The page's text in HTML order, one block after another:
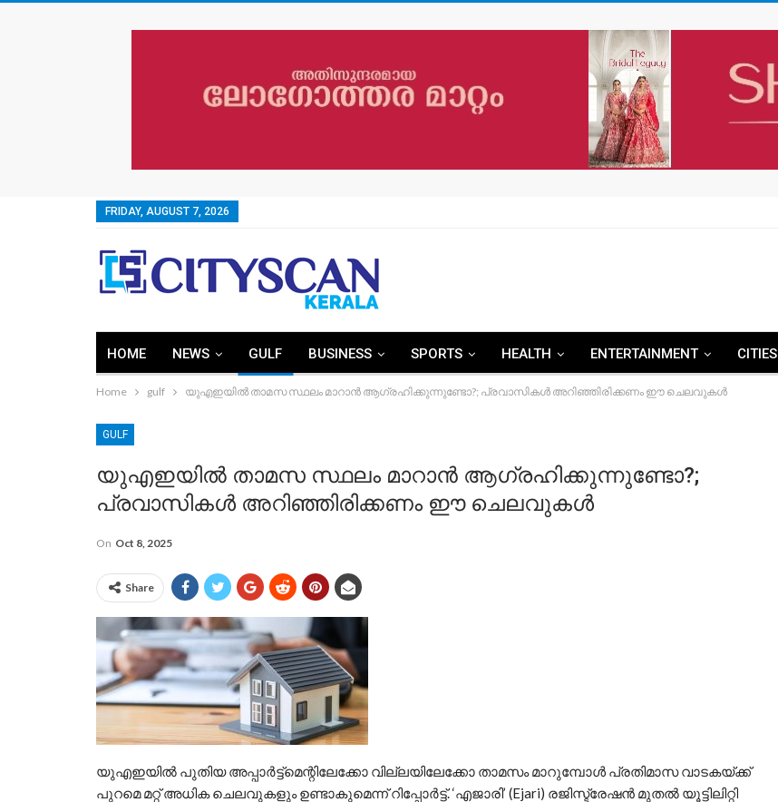
FRIDAY, AUGUST 7, 2026
HOME NEWS GULF BUSINESS SPORTS HEALTH ENTERTAINMENT CITIES
Home gulf യുഎഇയിൽ താമസ സ്ഥലം മാറാൻ ആ​ഗ്രഹിക്കുന്നുണ്ടോ?; പ്രവാസികൾ അറിഞ്ഞിരിക്കണം ഈ ചെലവുകൾ
GULF
യുഎഇയിൽ താമസ സ്ഥലം മാറാൻ ആ​ഗ്രഹിക്കുന്നുണ്ടോ?;
പ്രവാസികൾ അറിഞ്ഞിരിക്കണം ഈ ചെലവുകൾ
On Oct 8, 2025
Share
യുഎഇയിൽ പുതിയ അപ്പാർട്ട്‌മെന്റിലേക്കോ വില്ലയിലേക്കോ താമസം മാറുമ്പോൾ പ്രതിമാസ വാടകയ്ക്ക്
പുറമെ മറ്റ് അധിക ചെലവുകളും ഉണ്ടാകുമെന്ന് റിപ്പോർട്ട്. ‘എജാരി’ (Ejari) രജിസ്ട്രേഷൻ മുതൽ യൂട്ടിലിറ്റി